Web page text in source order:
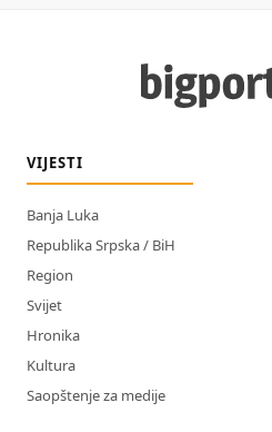
VIJESTI
Banja Luka
Republika Srpska / BiH
Region
Svijet
Hronika
Kultura
Saopštenje za medije